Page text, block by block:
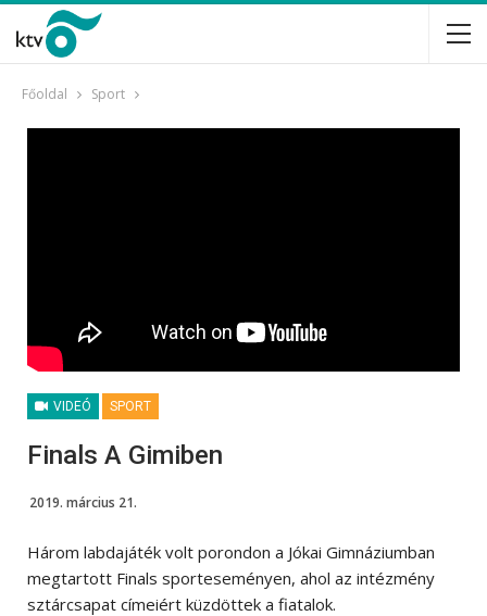
Főoldal Sport
VIDEÓ SPORT
Finals A Gimiben
2019. március 21.
Három labdajáték volt porondon a Jókai Gimnáziumban
megtartott Finals sporteseményen, ahol az intézmény
sztárcsapat címeiért küzdöttek a fiatalok.